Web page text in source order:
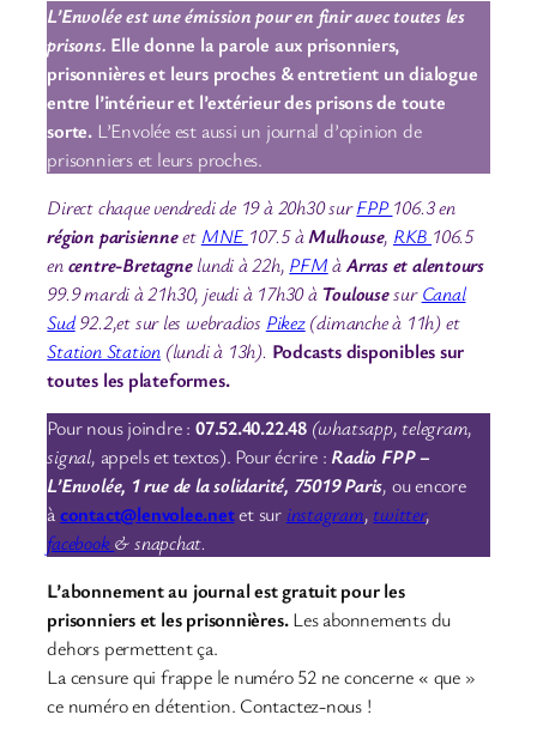
L’Envolée est une émission pour en finir avec toutes les
prisons. Elle donne la parole aux prisonniers,
prisonnières et leurs proches & entretient un dialogue
entre l’intérieur et l’extérieur des prisons de toute
sorte. L’Envolée est aussi un journal d’opinion de
prisonniers et leurs proches.
Direct chaque vendredi de 19 à 20h30 surFPP106.3 en
région parisienneet MNE 107.5 àMulhouse, RKB 106.5
encentre-Bretagnelundi à 22h, PFMàArras et alentours
99.9 mardi à 21h30, jeudi à 17h30 àToulousesurCanal
Sud92.2,et sur les webradios Pikez(dimanche à 11h) et
Station Station (lundi à 13h). Podcasts disponibles sur
toutes les plateformes.
Pour nous joindre : 07.52.40.22.48(whatsapp, telegram,
signal, appels et textos). Pour écrire : Radio FPP –
L’Envolée, 1 rue de la solidarité, 75019 Paris, ou encore
àcontact@lenvolee.netet sur instagram, twitter,
facebook& snapchat.
L’abonnement au journal est gratuit pour les
prisonniers et les prisonnières.Les abonnements du
dehors permettent ça.
La censure qui frappe le numéro 52 ne concerne « que »
ce numéro en détention. Contactez-nous !